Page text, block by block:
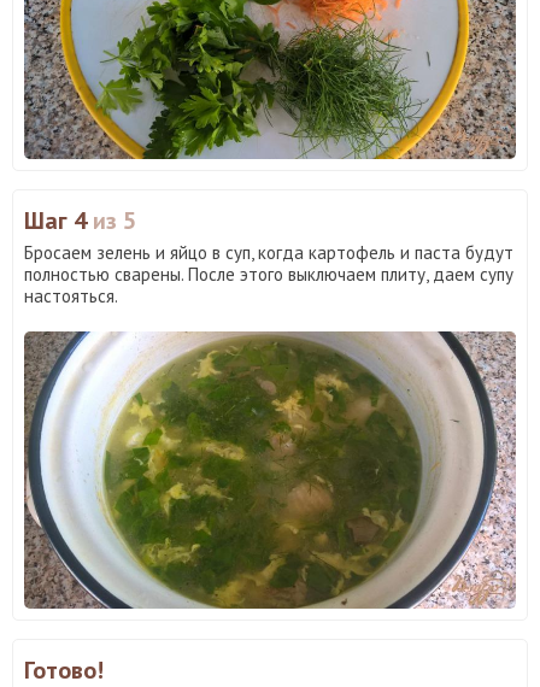
Шаг 4из 5
Бросаем зелень и яйцо в суп, когда картофель и паста будут
полностью сварены. После этого выключаем плиту, даем супу
настояться.
Готово!